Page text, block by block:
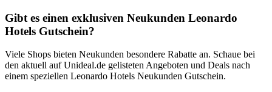
Gibt es einen exklusiven Neukunden Leonardo
Hotels Gutschein?
Viele Shops bieten Neukunden besondere Rabatte an. Schaue bei
den aktuell auf Unideal.de gelisteten Angeboten und Deals nach
einem speziellen Leonardo Hotels Neukunden Gutschein.